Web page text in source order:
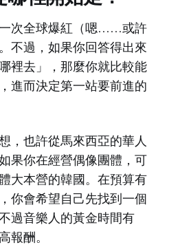
次全球爆紅（嗯……或許
不過，如果你回答得出來
裡去」，那麼你就比較能
進而決定第一站要前進的
，也許從馬來西亞的華人
果你在經營偶像團體，可
大本營的韓國。在預算有
你會希望自己先找到一個
過音樂人的黃金時間有
報酬。